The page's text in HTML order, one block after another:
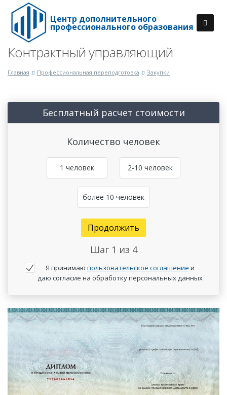
Центр дополнительного
профессионального образования
Контрактный управляющий
Главная Профессиональная переподготовка Закупки
Бесплатный расчет стоимости
Количество человек
1 человек 2-10 человек
более 10 человек
Продолжить
Шаг 1 из 4
Я принимаю пользовательское соглашение и
даю согласие на обработку персональных данных